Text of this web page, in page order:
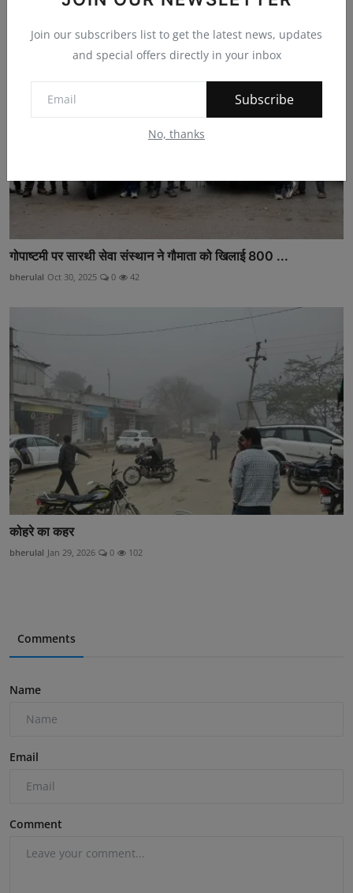
Join our subscribers list to get the latest news, updates
and special offers directly in your inbox
Subscribe
No, thanks
गोपाष्टमी पर सारथी सेवा संस्थान ने गौमाता को खिलाई 800 ...
bherulal Oct 30, 2025 0 42
कोहरे का कहर
bherulal Jan 29, 2026 0 102
Comments
Name
Email
Comment